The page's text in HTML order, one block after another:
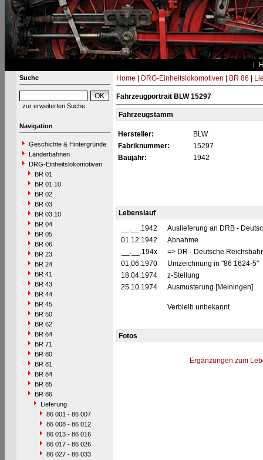
Suche
zur erweiterten Suche
Navigation
Geschichte & Hintergründe
Länderbahnen
DRG-Einheitslokomotiven
BR 01
BR 01.10
BR 02
BR 03
BR 03.10
BR 04
BR 05
BR 06
BR 23
BR 24
BR 41
BR 43
BR 44
BR 45
BR 50
BR 62
BR 64
BR 71
BR 80
BR 81
BR 84
BR 85
BR 86
Lieferung
86 001 - 86 007
86 008 - 86 012
86 013 - 86 016
86 017 - 86 026
86 027 - 86 033
Home DRG-Einheitslokomotiven BR 86
Fahrzeugportrait BLW 15297
Fahrzeugstamm
Hersteller:
BLW
Fabriknummer:
15297
Baujahr:
1942
Lebenslauf
__.__.1942
Auslieferung an DRB -
01.12.1942
Abnahme
__.__.194x
=> DR - Deutsche
01.06.1970
Umzeichnung in "86 1624-5"
18.04.1974
z-Stellung
25.10.1974
Ausmusterung [Meiningen]
Verbleib unbekannt
Fotos
Ergänzungen zum